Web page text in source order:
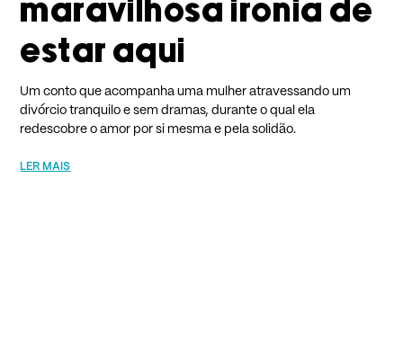
maravilhosa ironia de
estar aqui
Um conto que acompanha uma mulher atravessando um
divórcio tranquilo e sem dramas, durante o qual ela
redescobre o amor por si mesma e pela solidão.
LER MAIS